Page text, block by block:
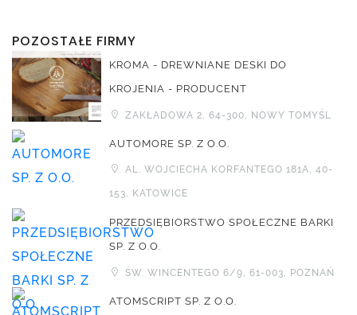
POZOSTAŁE FIRMY
KROMA - DREWNIANE DESKI DO
KROJENIA - PRODUCENT
ZAKŁADOWA 2, 64-300, NOWY TOMYŚL
AUTOMORE SP. Z O.O.
AL. WOJCIECHA KORFANTEGO 181A, 40-
153, KATOWICE
PRZEDSIĘBIORSTWO SPOŁECZNE BARKI
SP. Z O.O.
ŚW. WINCENTEGO 6/9, 61-003, POZNAŃ
ATOMSCRIPT SP. Z O.O.